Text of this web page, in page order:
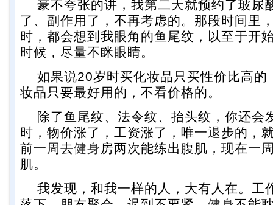
豪不夸张的讲，我第二天就预约了玻尿
了、副作用了，不再考虑的。那段时间里
时，都会想到我眼角的鱼尾纹，以至于开
时候，尽量不眯眼睛。
如果说20岁时买化妆品只买性价比高的
妆品只要最好用的，不看价格的。
除了鱼尾纹、法令纹、抬头纹，你还会
时，物价涨了，工资涨了，唯一退步的，
前一周去健身 房两次能练出腹肌，现在一
肌。
我发现，和我一样的人，大有人在。工